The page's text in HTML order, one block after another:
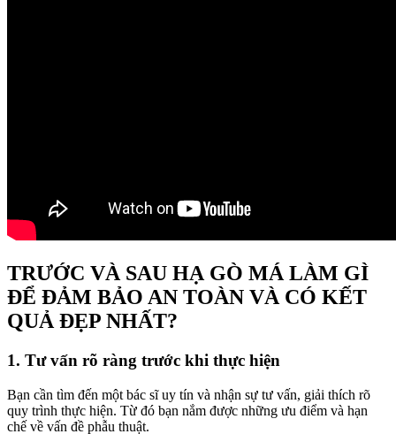
TRƯỚC VÀ SAU HẠ GÒ MÁ LÀM GÌ
ĐỂ ĐẢM BẢO AN TOÀN VÀ CÓ KẾT
QUẢ ĐẸP NHẤT?
1. Tư vấn rõ ràng trước khi thực hiện
Bạn cần tìm đến một bác sĩ uy tín và nhận sự tư vấn, giải thích rõ
quy trình thực hiện. Từ đó bạn nắm được những ưu điểm và hạn
chế về vấn đề phẫu thuật.